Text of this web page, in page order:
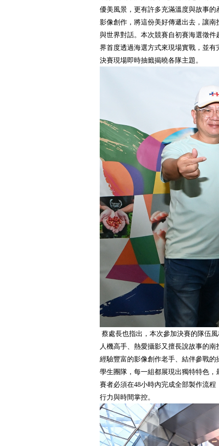
優美風景，更有許多充滿溫度與故事
影像創作，將這份美好傳遞出去，讓
與世界對話。本次競賽自初賽海選徵
界首度透過海選方式來現場實戰，並
決賽現場即時抽籤揭曉各隊主題。
蔡處長也指出，本次參加決賽的隊伍
人機高手、熱愛攝影又擅長說故事的
經驗豐富的影像創作老手、結伴參戰
學生團隊，每一組都展現出獨特特色
賽者必須在48小時內完成全部製作流
行力與時間掌控。